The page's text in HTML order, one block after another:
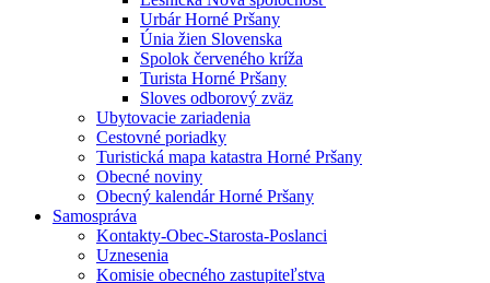
Urbár Horné Pršany
Únia žien Slovenska
Spolok červeného kríža
Turista Horné Pršany
Sloves odborový zväz
Ubytovacie zariadenia
Cestovné poriadky
Turistická mapa katastra Horné Pršany
Obecné noviny
Obecný kalendár Horné Pršany
Samospráva
Kontakty-Obec-Starosta-Poslanci
Uznesenia
Komisie obecného zastupiteľstva